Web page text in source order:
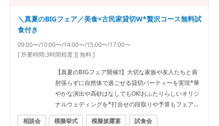
＼真夏のBIGフェア／美食×古民家貸切W*贅沢コース無料試
食付き
09:00〜/10:00〜/14:00〜/15:00〜/17:00〜
[ 所要時間:3時間程度][ 無料 ]
【真夏のBIGフェア開催!!】大切な家族や友人たちと肩
肘張らずに自然体で過ごせる貸切パーティーを実現*華
やかな演出や高砂はなしでもOK!おふたりらしいオリジ
ナルウェディングを*打合せの段取りや予算もフェアで
解決
相談会 模擬挙式 模擬披露宴
試食会